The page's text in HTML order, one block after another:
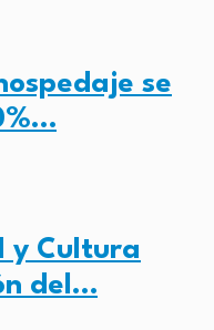
se
y Cultura
del…